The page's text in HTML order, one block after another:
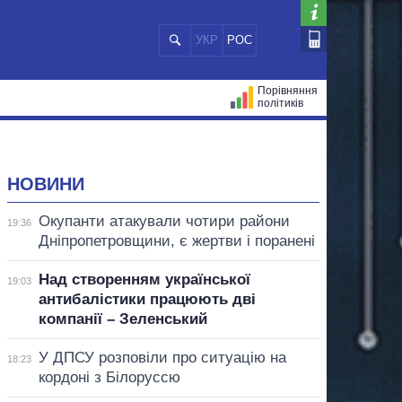
УКР РОС
Порівняння
політиків
НОВИНИ
19:36
Окупанти атакували чотири райони
Дніпропетровщини, є жертви і поранені
19:03
Над створенням української
антибалістики працюють дві
компанії – Зеленський
18:23
У ДПСУ розповіли про ситуацію на
кордоні з Білоруссю